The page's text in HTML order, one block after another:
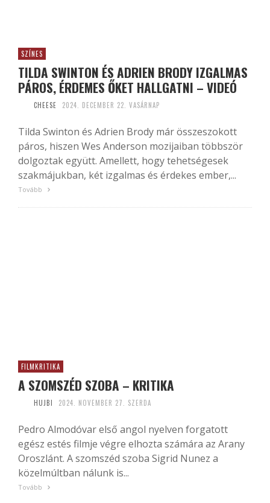
SZÍNES
TILDA SWINTON ÉS ADRIEN BRODY IZGALMAS
PÁROS, ÉRDEMES ŐKET HALLGATNI – VIDEÓ
CHEESE 2024. DECEMBER 22. VASÁRNAP
Tilda Swinton és Adrien Brody már összeszokott
páros, hiszen Wes Anderson mozijaiban többször
dolgoztak együtt. Amellett, hogy tehetségesek
szakmájukban, két izgalmas és érdekes ember,...
Tovább
FILMKRITIKA
A SZOMSZÉD SZOBA – KRITIKA
HUJBI 2024. NOVEMBER 27. SZERDA
Pedro Almodóvar első angol nyelven forgatott
egész estés filmje végre elhozta számára az Arany
Oroszlánt. A szomszéd szoba Sigrid Nunez a
közelmúltban nálunk is...
Tovább